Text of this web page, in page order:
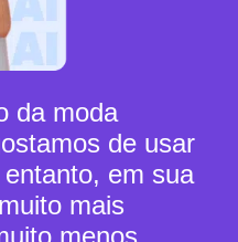
da moda
de usar
em sua
mais